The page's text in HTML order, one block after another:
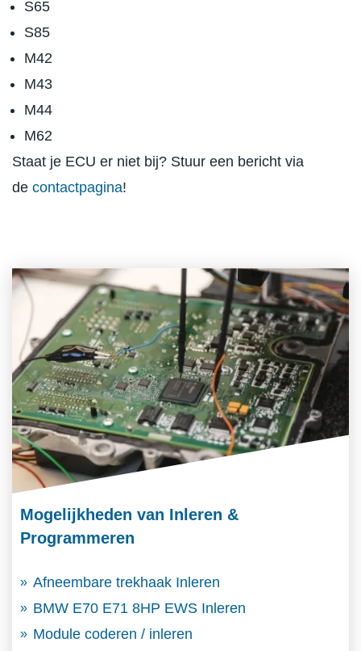
S65
S85
M42
M43
M44
M62
Staat je ECU er niet bij? Stuur een bericht via
de contactpagina!
Mogelijkheden van Inleren &
Programmeren
Afneembare trekhaak Inleren
BMW E70 E71 8HP EWS Inleren
Module coderen / inleren